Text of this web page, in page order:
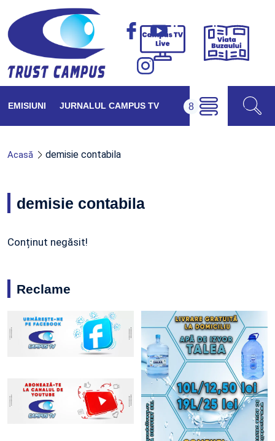
Campus
Viața
EMISIUNI JURNALUL CAMPUS TV
Acasă demisie contabila
demisie contabila
Conținut negăsit!
Reclame